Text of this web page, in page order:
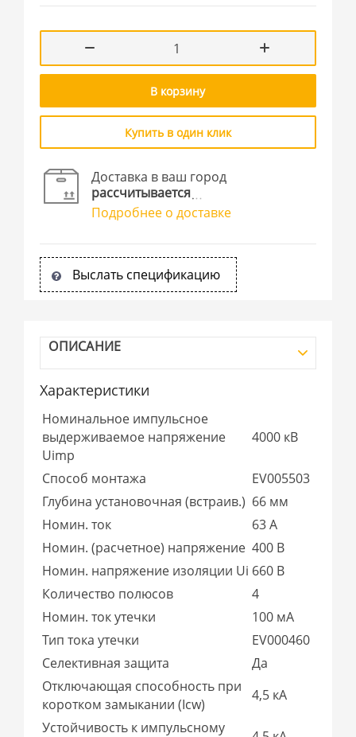
В корзину
Купить в один клик
Доставка в ваш город
рассчитывается
Подробнее о доставке
Выслать спецификацию
ОПИСАНИЕ
Характеристики
Номинальное импульсное
выдерживаемое напряжение
Uimp
4000 кВ
Способ монтажа
EV005503
Глубина установочная (встраив.) 66 мм
Номин. ток
63 А
Номин. (расчетное) напряжение 400 В
Номин. напряжение изоляции Ui 660 В
Количество полюсов
4
Номин. ток утечки
100 мА
Тип тока утечки
EV000460
Селективная защита
Да
Отключающая способность при
коротком замыкании (Icw)
4,5 кА
Устойчивость к импульсному